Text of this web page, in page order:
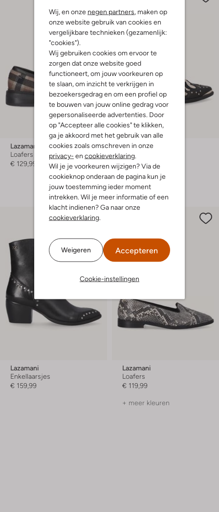
Wij, en onze negen partners , maken op
onze website gebruik van cookies en
vergelijkbare technieken (gezamenlijk:
"cookies").
Wij gebruiken cookies om ervoor te
zorgen dat onze website goed
functioneert, om jouw voorkeuren op
te slaan, om inzicht te verkrijgen in
bezoekersgedrag en om een profiel op
te bouwen van jouw online gedrag voor
gepersonaliseerde advertenties. Door
op "Accepteer alle cookies" te klikken,
ga je akkoord met het gebruik van alle
cookies zoals omschreven in onze
privacy- en cookieverklaring
Wil je je voorkeuren wijzigen? Via de
cookieknop onderaan de pagina kun je
jouw toestemming ieder moment
intrekken. Wil je meer informatie of een
klacht indienen? Ga naar onze
cookieverklaring
Weigeren Accepteren
Cookie-instellingen
Lazamani
Loafers
€ 129,99
Lazamani
Enkellaarsjes
€ 169,99
+ meer kleuren
Lazamani
Enkellaarsjes
€ 159,99
Lazamani
Loafers
€ 119,99
+ meer kleuren